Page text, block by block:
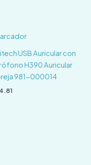
USB Auricular con
H390 Auricular
981-000014